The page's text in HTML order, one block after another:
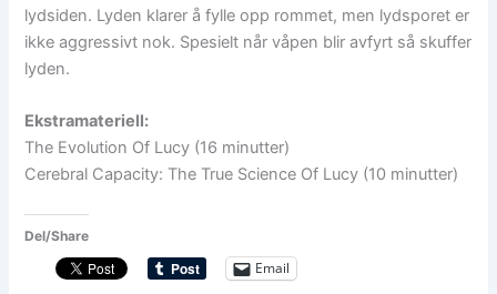
lydsiden. Lyden klarer å fylle opp rommet, men lydsporet er
ikke aggressivt nok. Spesielt når våpen blir avfyrt så skuffer
lyden.
Ekstramateriell:
The Evolution Of Lucy (16 minutter)
Cerebral Capacity: The True Science Of Lucy (10 minutter)
Del/Share
Email